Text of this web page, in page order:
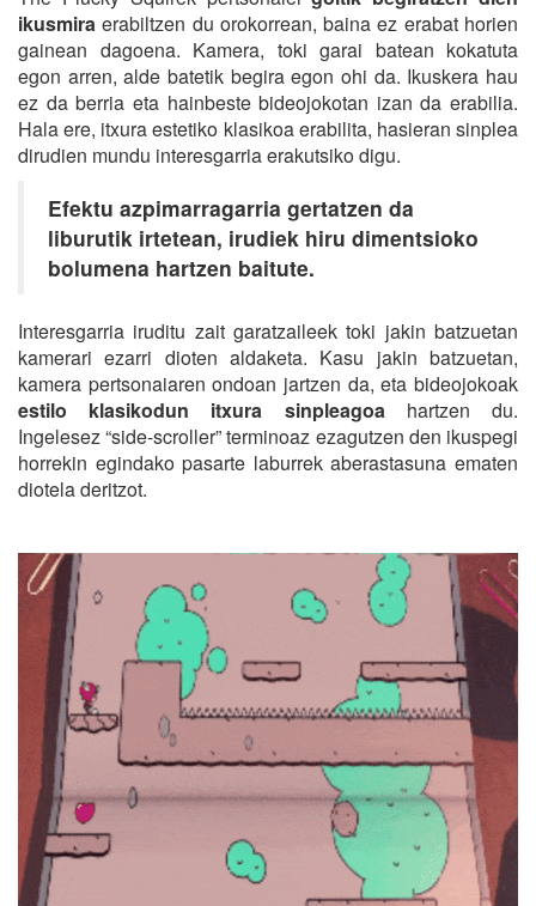
ikusmira erabiltzen du orokorrean, baina ez erabat horien
gainean dagoena. Kamera, toki garai batean kokatuta
egon arren, alde batetik begira egon ohi da. Ikuskera hau
ez da berria eta hainbeste bideojokotan izan da erabilia.
Hala ere, itxura estetiko klasikoa erabilita, hasieran sinplea
dirudien mundu interesgarria erakutsiko digu.
Efektu azpimarragarria gertatzen da
liburutik irtetean, irudiek hiru dimentsioko
bolumena hartzen baitute.
Interesgarria iruditu zait garatzaileek toki jakin batzuetan
kamerari ezarri dioten aldaketa. Kasu jakin batzuetan,
kamera pertsonaiaren ondoan jartzen da, eta bideojokoak
estilo klasikodun itxura sinpleagoahartzen du.
Ingelesez “side-scroller” terminoaz ezagutzen den ikuspegi
horrekin egindako pasarte laburrek aberastasuna ematen
diotela deritzot.